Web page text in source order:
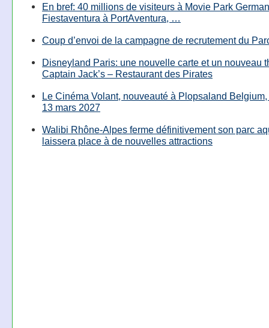
En bref: 40 millions de visiteurs à Movie Park
Fiestaventura à PortAventura, …
Coup d’envoi de la campagne de recrutement du
Disneyland Paris: une nouvelle carte et un nouveau
Captain Jack’s – Restaurant des Pirates
Le Cinéma Volant, nouveauté à Plopsaland
13 mars 2027
Walibi Rhône-Alpes ferme définitivement son parc
laissera place à de nouvelles attractions